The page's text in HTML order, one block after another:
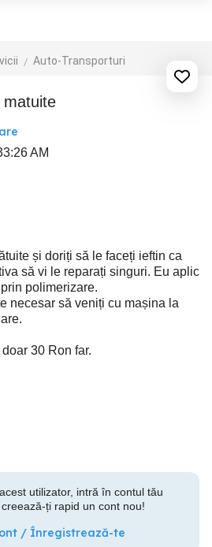
Auto-Transporturi
matuite
AM
și doriți să le faceți ieftin ca
să vi le reparați singuri. Eu aplic
polimerizare.
necesar să veniți cu mașina la
30 Ron far.
utilizator, intră în contul tău
ți rapid un cont nou!
/ Înregistrează-te